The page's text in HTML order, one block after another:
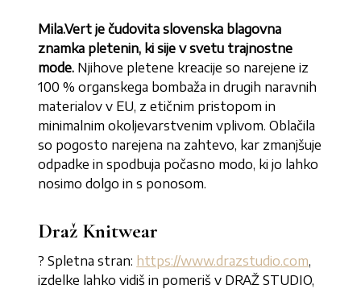
Mila.Vert je čudovita slovenska blagovna
znamka pletenin, ki sije v svetu trajnostne
mode. Njihove pletene kreacije so narejene iz
100 % organskega bombaža in drugih naravnih
materialov v EU, z etičnim pristopom in
minimalnim okoljevarstvenim vplivom. Oblačila
so pogosto narejena na zahtevo, kar zmanjšuje
odpadke in spodbuja počasno modo, ki jo lahko
nosimo dolgo in s ponosom.
Draž Knitwear
? Spletna stran: https://www.drazstudio.com,
izdelke lahko vidiš in pomeriš v DRAŽ STUDIO,